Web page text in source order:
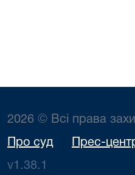
2026 © Всі права
Про суд Прес-
v1.38.1